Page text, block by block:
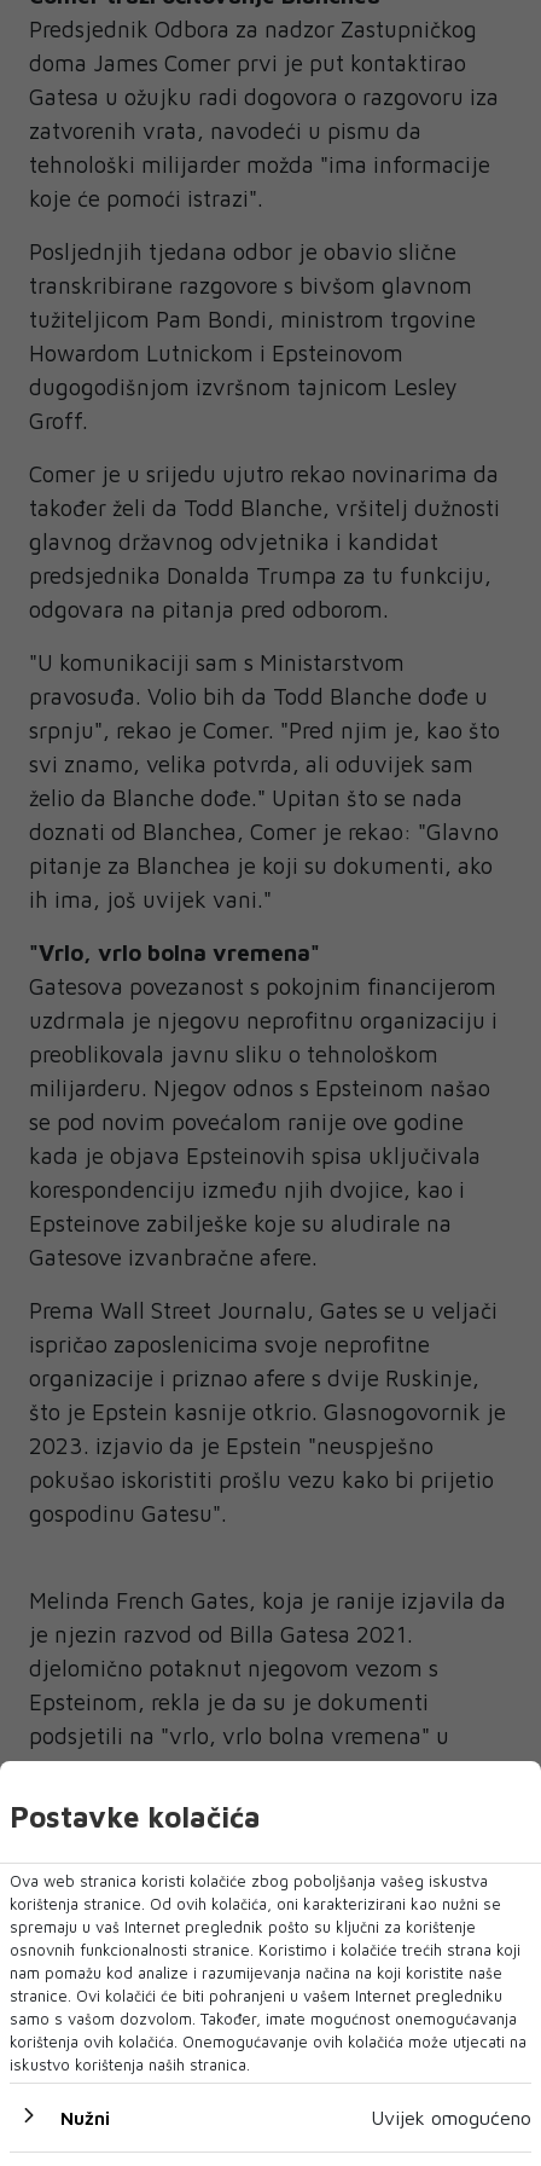
Predsjednik Odbora za nadzor Zastupničkog
doma James Comer prvi je put kontaktirao
Gatesa u ožujku radi dogovora o razgovoru iza
zatvorenih vrata, navodeći u pismu da
tehnološki milijarder možda "ima informacije
koje će pomoći istrazi".
Posljednjih tjedana odbor je obavio slične
transkribirane razgovore s bivšom glavnom
tužiteljicom Pam Bondi, ministrom trgovine
Howardom Lutnickom i Epsteinovom
dugogodišnjom izvršnom tajnicom Lesley
Groff.
Comer je u srijedu ujutro rekao novinarima da
također želi da Todd Blanche, vršitelj dužnosti
glavnog državnog odvjetnika i kandidat
predsjednika Donalda Trumpa za tu funkciju,
odgovara na pitanja pred odborom.
"U komunikaciji sam s Ministarstvom
pravosuđa. Volio bih da Todd Blanche dođe u
srpnju", rekao je Comer. "Pred njim je, kao što
svi znamo, velika potvrda, ali oduvijek sam
želio da Blanche dođe." Upitan što se nada
doznati od Blanchea, Comer je rekao: "Glavno
pitanje za Blanchea je koji su dokumenti, ako
ih ima, još uvijek vani."
"Vrlo, vrlo bolna vremena"
Gatesova povezanost s pokojnim financijerom
uzdrmala je njegovu neprofitnu organizaciju i
preoblikovala javnu sliku o tehnološkom
milijarderu. Njegov odnos s Epsteinom našao
se pod novim povećalom ranije ove godine
kada je objava Epsteinovih spisa uključivala
korespondenciju između njih dvojice, kao i
Epsteinove zabilješke koje su aludirale na
Gatesove izvanbračne afere.
Prema Wall Street Journalu, Gates se u veljači
ispričao zaposlenicima svoje neprofitne
organizacije i priznao afere s dvije Ruskinje,
što je Epstein kasnije otkrio. Glasnogovornik je
2023. izjavio da je Epstein "neuspješno
pokušao iskoristiti prošlu vezu kako bi prijetio
gospodinu Gatesu".
Melinda French Gates, koja je ranije izjavila da
je njezin razvod od Billa Gatesa 2021.
djelomično potaknut njegovom vezom s
Epsteinom, rekla je da su je dokumenti
podsjetili na "vrlo, vrlo bolna vremena" u
njihovom braku. "Kakva god pitanja ostala... ta
su pitanja za te ljude, pa čak i za mog bivšeg
supruga", rekla je u podcastu. "Oni moraju
odgovoriti na te stvari, ne ja."
Članovi odbora žele doznati je li Epstein
koristio svoju mrežu za seksualnu trgovinu
kako bi ucjenjivao bogate i utjecajne
muškarce, iako su Ministarstvo pravosuđa i FBI
prošle godine rekli da za to nisu pronašli
kojima je Gates priznao afere navodno mu nije
Postavke kolačića
Ova web stranica koristi kolačiće zbog poboljšanja vašeg iskustva
korištenja stranice. Od ovih kolačića, oni karakterizirani kao nužni se
spremaju u vaš Internet preglednik pošto su ključni za korištenje
osnovnih funkcionalnosti stranice. Koristimo i kolačiće trećih strana koji
nam pomažu kod analize i razumijevanja načina na koji koristite naše
stranice. Ovi kolačići će biti pohranjeni u vašem Internet pregledniku
samo s vašom dozvolom. Također, imate mogućnost onemogućavanja
korištenja ovih kolačića. Onemogućavanje ovih kolačića može utjecati na
iskustvo korištenja naših stranica.
Nužni Uvijek omogućeno